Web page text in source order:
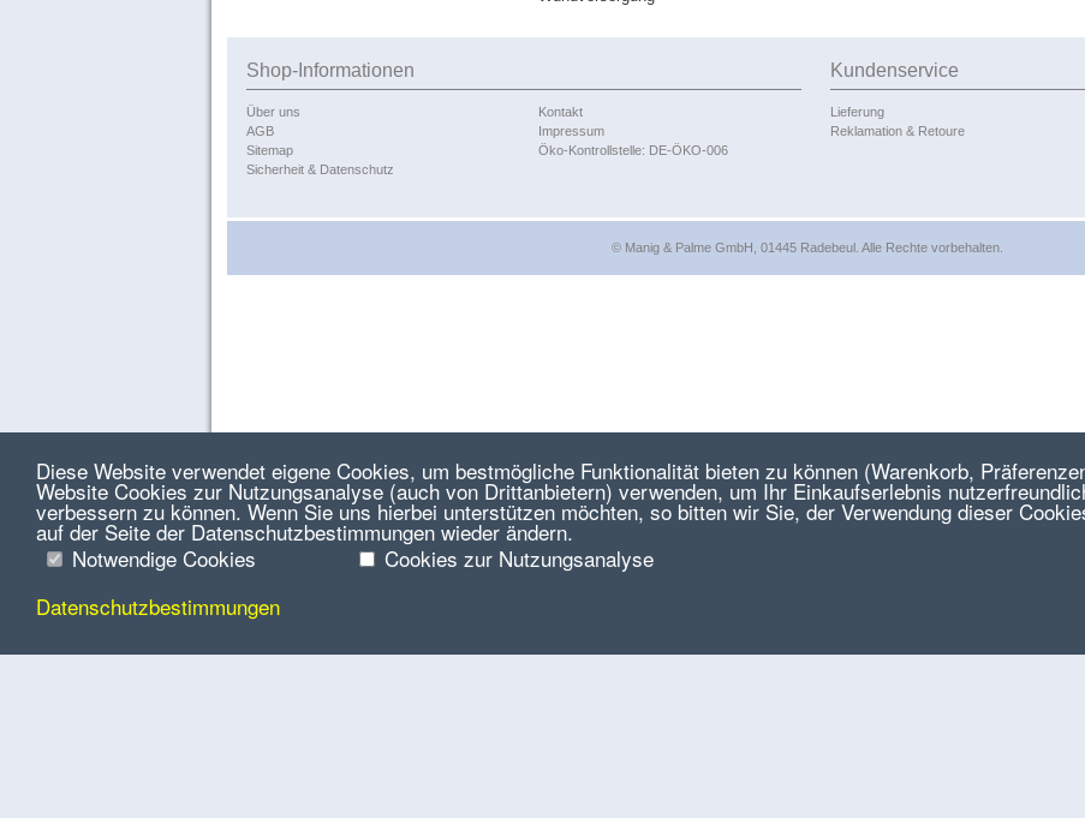
Diese Website verwendet eigene Cookies, um bestmögliche Funktionalität bieten zu können (Warenkorb,
Website Cookies zur Nutzungsanalyse (auch von Drittanbietern) verwenden, um Ihr Einkaufserlebnis
verbessern zu können. Wenn Sie uns hierbei unterstützen möchten, so bitten wir Sie, der Verwendung dieser
auf der Seite der Datenschutzbestimmungen wieder ändern.
Notwendige Cookies
Cookies zur Nutzungsanalyse
Datenschutzbestimmungen
Shop-Informationen
Über uns
AGB
Sitemap
Sicherheit & Datenschutz
Kontakt
Impressum
Öko-Kontrollstelle: DE-ÖKO-006
Kundenservice
Lieferung
Reklamation & Retoure
© Manig & Palme GmbH, 01445 Radebeul. Alle Rechte vorbehalten.